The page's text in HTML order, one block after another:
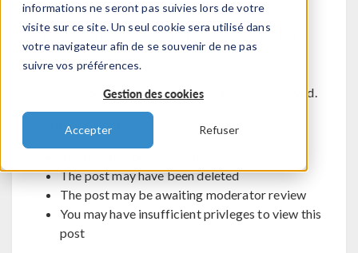
informations ne seront pas suivies lors de votre
visite sur ce site. Un seul cookie sera utilisé dans
votre navigateur afin de se souvenir de ne pas
suivre vos préférences.
Gestion des cookies
Accepter Refuser
This forum post cannot be
viewed
The post you are trying to view cannot be displayed.
Possible reasons:
The post may have been deleted
The post may be awaiting moderator review
You may have insufficient privleges to view this
post